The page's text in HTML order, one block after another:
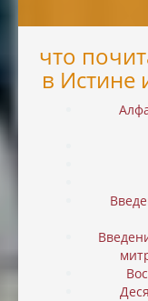
что
в Истине